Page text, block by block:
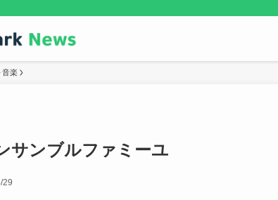
音楽
サンブルファミーユ
29